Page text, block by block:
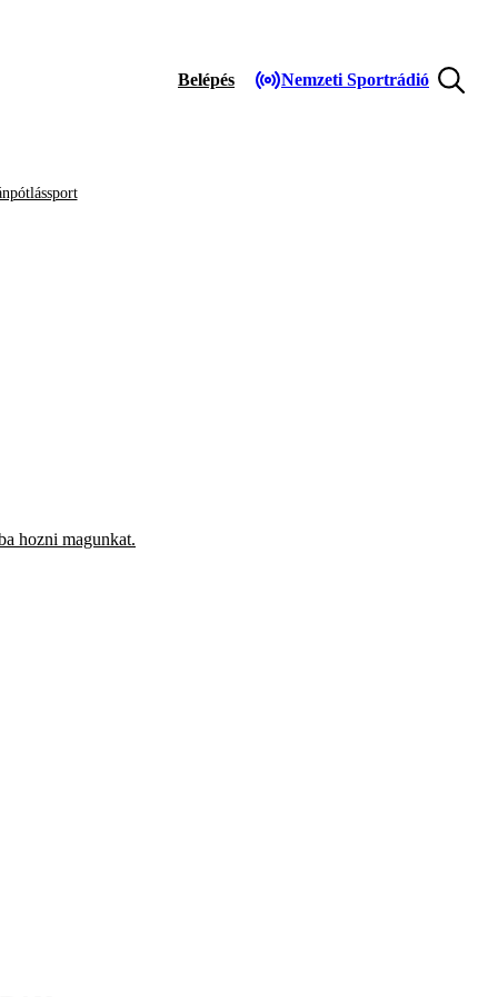
Belépés Nemzeti Sportrádió
hozni magunkat.